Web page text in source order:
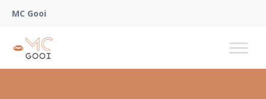
MC Gooi